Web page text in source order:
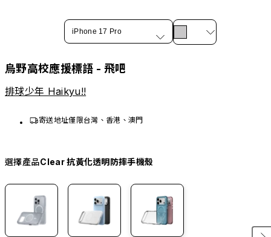
iPhone 17 Pro
烏野高校應援標語 - 飛吧
排球少年 Haikyu!!
寄送地址僅限台灣、香港、澳門
選擇產品Clear 抗黃化透明防摔手機殼